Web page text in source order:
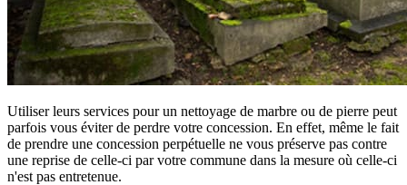
Utiliser leurs services pour un nettoyage de marbre ou de pierre peut
parfois vous éviter de perdre votre concession. En effet, même le fait
de prendre une concession perpétuelle ne vous préserve pas contre
une reprise de celle-ci par votre commune dans la mesure où celle-ci
n'est pas entretenue.